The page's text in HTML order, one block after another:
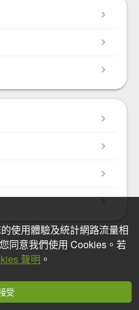
使用體驗及統計網路流量相
同意我們使用 Cookies。若
聲明 。
受